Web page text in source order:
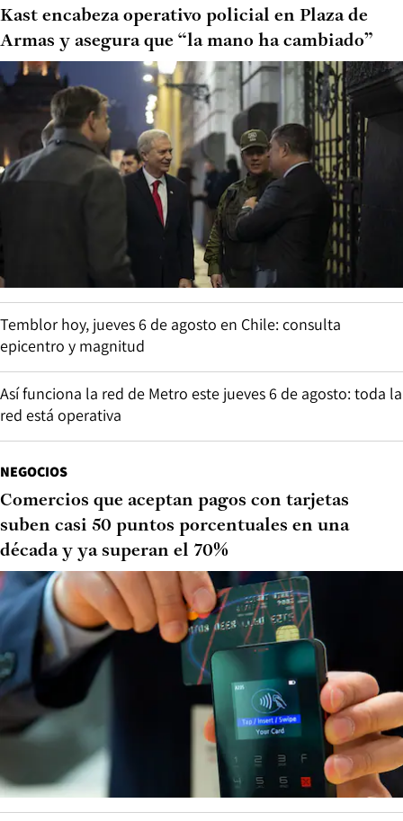
Kast encabeza operativo policial en Plaza de
Armas y asegura que “la mano ha cambiado”
Temblor hoy, jueves 6 de agosto en Chile: consulta
epicentro y magnitud
Así funciona la red de Metro este jueves 6 de agosto: toda la
red está operativa
NEGOCIOS
Comercios que aceptan pagos con tarjetas
suben casi 50 puntos porcentuales en una
década y ya superan el 70%